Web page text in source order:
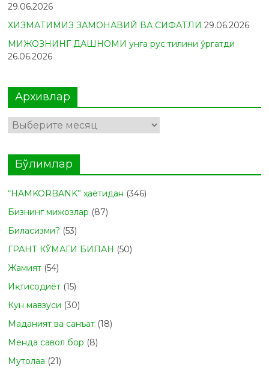
29.06.2026
ХИЗМАТИМИЗ ЗАМОНАВИЙ ВА СИФАТЛИ 29.06.2026
МИЖОЗНИНГ ДАШНОМИ унга рус тилини ўргатди
26.06.2026
Архивлар
Архивлар
Бўлимлар
“HAMKORBANK” ҳаётидан (346)
Бизнинг мижозлар (87)
Биласизми? (53)
ГРАНТ КЎМАГИ БИЛАН (50)
Жамият (54)
Иқтисодиёт (15)
Кун мавзуси (30)
Маданият ва санъат (18)
Менда савол бор (8)
Мутолаа (21)